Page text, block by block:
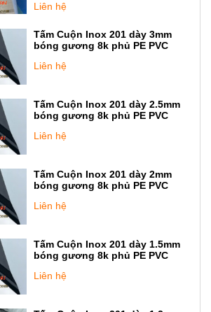
Liên hệ
Tấm Cuộn Inox 201 dày 3mm
bóng gương 8k phủ PE PVC
Liên hệ
Tấm Cuộn Inox 201 dày 2.5mm
bóng gương 8k phủ PE PVC
Liên hệ
Tấm Cuộn Inox 201 dày 2mm
bóng gương 8k phủ PE PVC
Liên hệ
Tấm Cuộn Inox 201 dày 1.5mm
bóng gương 8k phủ PE PVC
Liên hệ